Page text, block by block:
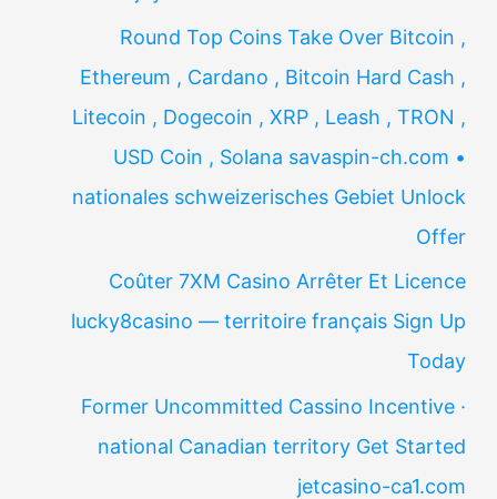
Round Top Coins Take Over Bitcoin ,
Ethereum , Cardano , Bitcoin Hard Cash ,
Litecoin , Dogecoin , XRP , Leash , TRON ,
USD Coin , Solana savaspin-ch.com •
nationales schweizerisches Gebiet Unlock
Offer
Coûter 7XM Casino Arrêter Et Licence
lucky8casino — territoire français Sign Up
Today
Former Uncommitted Cassino Incentive ·
national Canadian territory Get Started
jetcasino-ca1.com